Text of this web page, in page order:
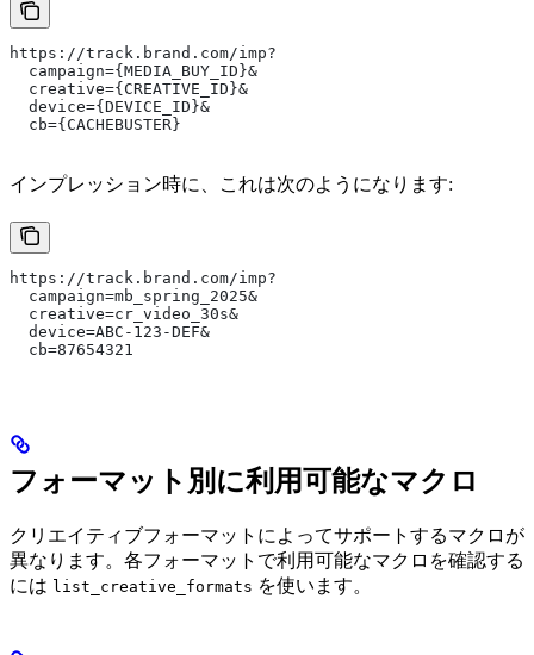
https://track.brand.com/imp?
  campaign={MEDIA_BUY_ID}&
  creative={CREATIVE_ID}&
  device={DEVICE_ID}&
  cb={CACHEBUSTER}
インプレッション時に、これは次のようになります:
https://track.brand.com/imp?
  campaign=mb_spring_2025&
  creative=cr_video_30s&
  device=ABC-123-DEF&
  cb=87654321
フォーマット別に利用可能なマクロ
クリエイティブフォーマットによってサポートするマクロが
異なります。各フォーマットで利用可能なマクロを確認する
には list_creative_formats を使います。